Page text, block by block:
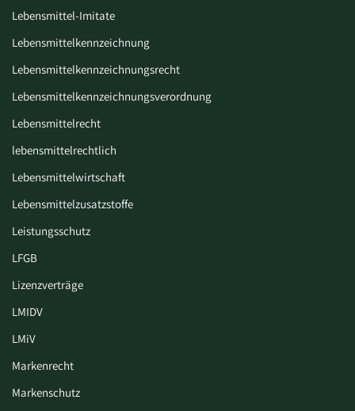
Lebensmittel-Imitate
Lebensmittelkennzeichnung
Lebensmittelkennzeichnungsrecht
Lebensmittelkennzeichnungsverordnung
Lebensmittelrecht
lebensmittelrechtlich
Lebensmittelwirtschaft
Lebensmittelzusatzstoffe
Leistungsschutz
LFGB
Lizenzverträge
LMIDV
LMiV
Markenrecht
Markenschutz